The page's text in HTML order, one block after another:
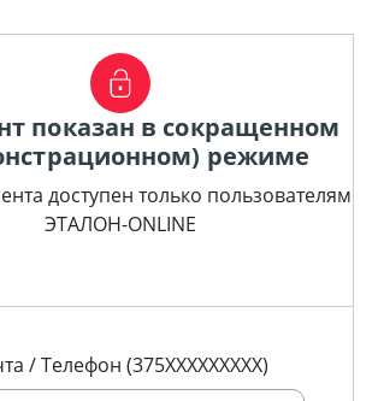
показан в сокращенном
режиме
доступен только пользователям
ЭТАЛОН-ONLINE
/ Телефон (375XXXXXXXXX)